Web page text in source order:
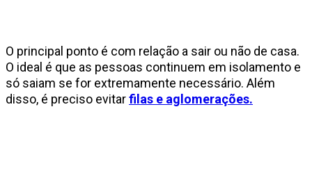
O principal ponto é com relação a sair ou não de casa.
O ideal é que as pessoas continuem em isolamento e
só saiam se for extremamente necessário. Além
disso, é preciso evitarfilas e aglomerações.